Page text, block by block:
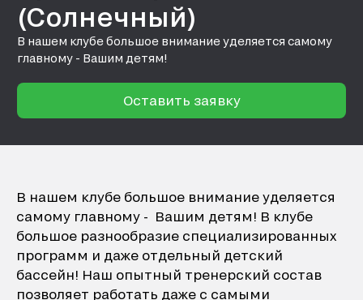
(Солнечный)
В нашем клубе большое внимание уделяется самому
главному - Вашим детям!
Оставить заявку
В нашем клубе большое внимание уделяется
самому главному - Вашим детям! В клубе
большое разнообразие специализированных
программ и даже отдельный детский
бассейн! Наш опытный тренерский состав
позволяет работать даже с самыми